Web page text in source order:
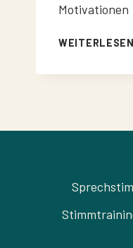
Motivationen
WEITERLESEN